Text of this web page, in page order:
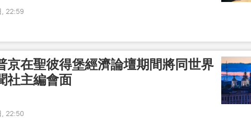
, 22:59
京在聖彼得堡經濟論壇期間將同世界
社主編會面
, 22:50